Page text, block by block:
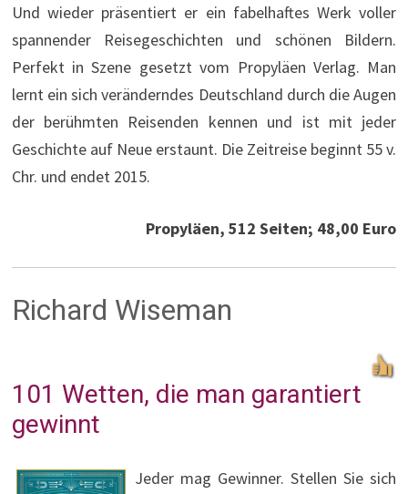
Und wieder präsentiert er ein fabelhaftes Werk voller
spannender Reisegeschichten und schönen Bildern.
Perfekt in Szene gesetzt vom Propyläen Verlag. Man
lernt ein sich veränderndes Deutschland durch die Augen
der berühmten Reisenden kennen und ist mit jeder
Geschichte auf Neue erstaunt. Die Zeitreise beginnt 55 v.
Chr. und endet 2015.
Propyläen, 512 Seiten; 48,00 Euro
Richard Wiseman
101 Wetten, die man garantiert
gewinnt
Jeder mag Gewinner. Stellen Sie sich